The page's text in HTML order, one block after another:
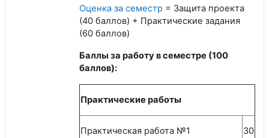
Оценка за семестр = Защита проекта
(40 баллов) + Практические задания
(60 баллов)
Баллы за работу в семестре (100
баллов):
Практические работы
Практическая работа №1 30